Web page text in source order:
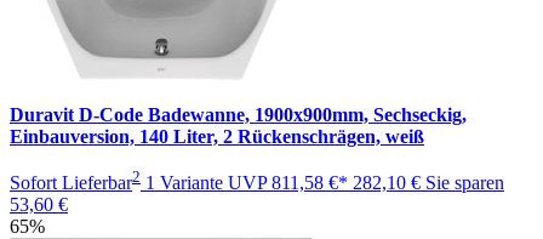
Duravit D-Code Badewanne, 1900x900mm, Sechseckig,
Einbauversion, 140 Liter, 2 Rückenschrägen, weiß
Sofort Lieferbar2 1 Variante UVP811,58 €* 282,10 € Sie sparen
53,60 €
65%